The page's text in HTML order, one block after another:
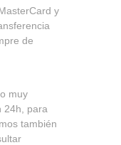
y
de
muy
24h, para
también